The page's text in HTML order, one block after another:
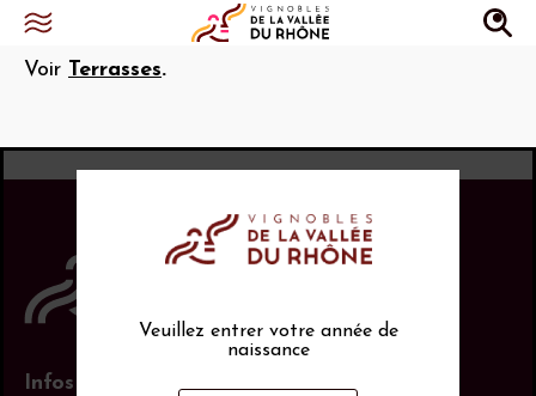
Chaillés ou Châlets
Voir Terrasses.
Infos pratiques
Veuillez entrer votre année de
naissance